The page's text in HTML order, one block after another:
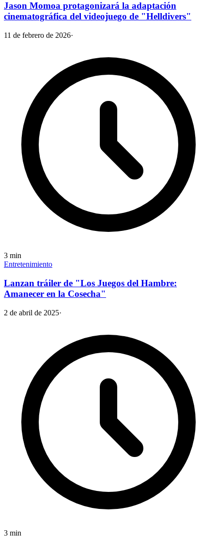
Jason Momoa protagonizará la adaptación
cinematográfica del videojuego de "Helldivers"
11 de febrero de 2026·
3 min
Entretenimiento
Lanzan tráiler de "Los Juegos del Hambre:
Amanecer en la Cosecha"
2 de abril de 2025·
3 min